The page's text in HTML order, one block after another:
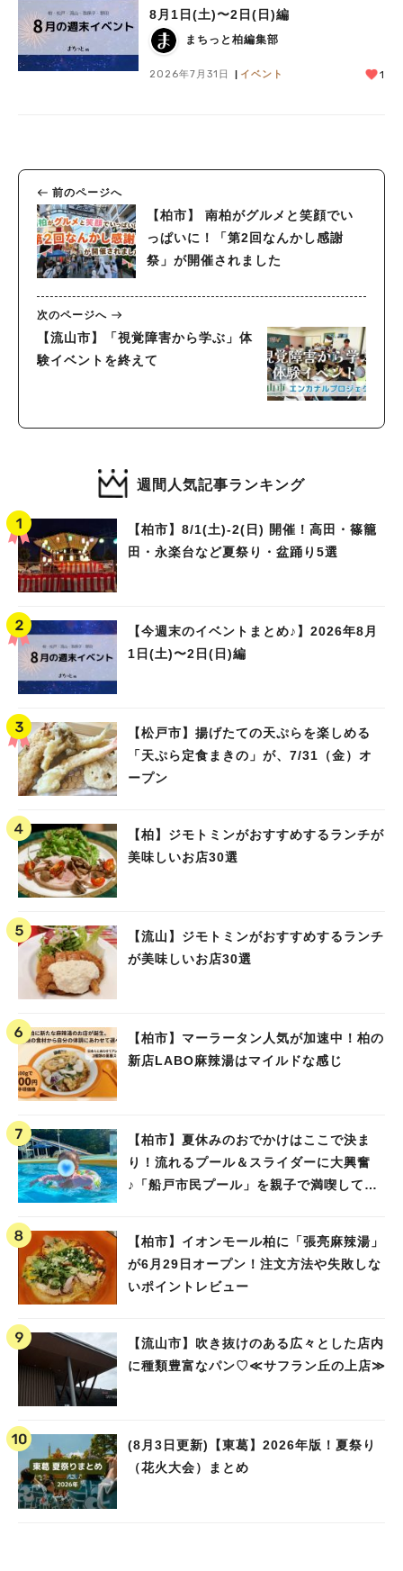
8月1日(土)〜2日(日)編
まちっと柏編集部
2026年7月31日 イベント 1
前のページへ
【柏市】 南柏がグルメと笑顔でい
っぱいに！「第2回なんかし感謝
祭」が開催されました
次のページへ
【流山市】「視覚障害から学ぶ」体
験イベントを終えて
週間人気記事ランキング
【柏市】8/1(土)‐2(日) 開催！高田・篠籠
田・永楽台など夏祭り・盆踊り5選
【今週末のイベントまとめ♪】2026年8月
1日(土)〜2日(日)編
【松戸市】揚げたての天ぷらを楽しめる
「天ぷら定食まきの」が、7/31（金）オ
ープン
【柏】ジモトミンがおすすめするランチが
美味しいお店30選
【流山】ジモトミンがおすすめするランチ
が美味しいお店30選
【柏市】マーラータン人気が加速中！柏の
新店LABO麻辣湯はマイルドな感じ
【柏市】夏休みのおでかけはここで決ま
り！流れるプール＆スライダーに大興奮
♪「船戸市民プール」を親子で満喫してき
【柏市】イオンモール柏に「張亮麻辣湯」
が6月29日オープン！注文方法や失敗しな
いポイントレビュー
【流山市】吹き抜けのある広々とした店内
に種類豊富なパン♡≪サフラン丘の上店≫
(8月3日更新)【東葛】2026年版！夏祭り
（花火大会）まとめ